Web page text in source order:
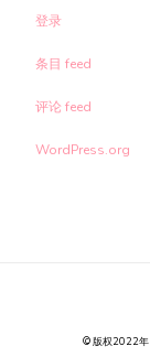
登录
条目 feed
评论 feed
WordPress.org
© 版权2022年